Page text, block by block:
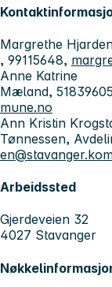
Margrethe
, 99115648,
Anne Katrine
Mæland,
mune.no
Ann Kristin
Tønnessen,
Arbeidssted
Gjerdeveien 32
4027 Stavanger